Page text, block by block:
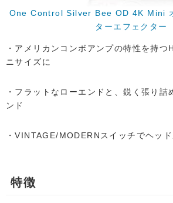
One Control Silver Bee OD 4K Mini
ターエフェクター
・アメリカンコンボアンプの特性を持つ
ニサイズに
・フラットなローエンドと、鋭く張り詰
ンド
・VINTAGE/MODERNスイッチでヘッ
特徴